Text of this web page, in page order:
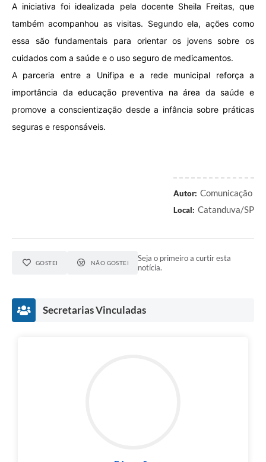
A iniciativa foi idealizada pela docente Sheila Freitas, que
também acompanhou as visitas. Segundo ela, ações como
essa são fundamentais para orientar os jovens sobre os
cuidados com a saúde e o uso seguro de medicamentos.
A parceria entre a Unifipa e a rede municipal reforça a
importância da educação preventiva na área da saúde e
promove a conscientização desde a infância sobre práticas
seguras e responsáveis.
Autor: Comunicação
Local: Catanduva/SP
GOSTEI NÃO GOSTEI
Seja o primeiro a curtir esta
notícia.
Secretarias Vinculadas